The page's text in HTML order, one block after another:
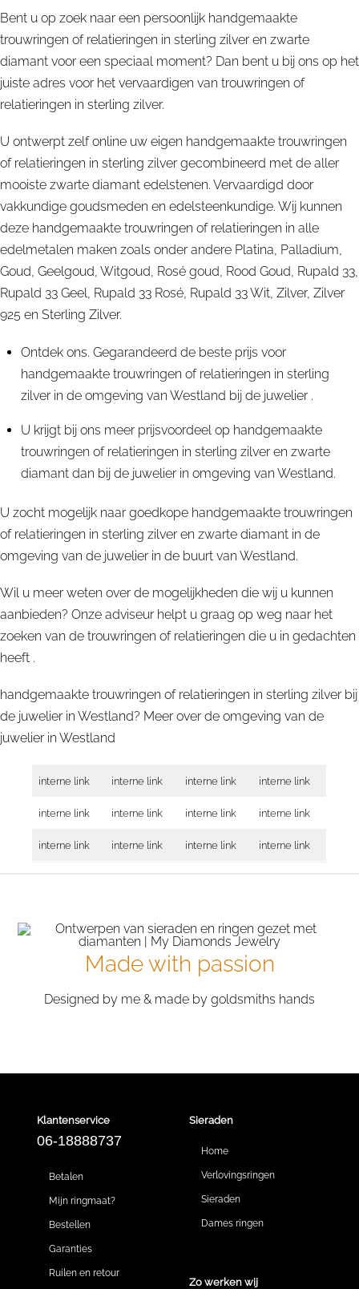
Bent u op zoek naar een persoonlijk handgemaakte
trouwringen of relatieringen in sterling zilver en zwarte
diamant voor een speciaal moment? Dan bent u bij ons op het
juiste adres voor het vervaardigen van trouwringen of
relatieringen in sterling zilver.
U ontwerpt zelf online uw eigen handgemaakte trouwringen
of relatieringen in sterling zilver gecombineerd met de aller
mooiste zwarte diamant edelstenen. Vervaardigd door
vakkundige goudsmeden en edelsteenkundige. Wij kunnen
deze handgemaakte trouwringen of relatieringen in alle
edelmetalen maken zoals onder andere Platina, Palladium,
Goud, Geelgoud, Witgoud, Rosé goud, Rood Goud, Rupald 33,
Rupald 33 Geel, Rupald 33 Rosé, Rupald 33 Wit, Zilver, Zilver
925 en Sterling Zilver.
Ontdek ons. Gegarandeerd de beste prijs voor
handgemaakte trouwringen of relatieringen in sterling
zilver in de omgeving van Westland bij de juwelier .
U krijgt bij ons meer prijsvoordeel op handgemaakte
trouwringen of relatieringen in sterling zilver en zwarte
diamant dan bij de juwelier in omgeving van Westland.
U zocht mogelijk naar goedkope handgemaakte trouwringen
of relatieringen in sterling zilver en zwarte diamant in de
omgeving van de juwelier in de buurt van Westland.
Wil u meer weten over de mogelijkheden die wij u kunnen
aanbieden? Onze adviseur helpt u graag op weg naar het
zoeken van de trouwringen of relatieringen die u in gedachten
heeft .
handgemaakte trouwringen of relatieringen in sterling zilver bij
de juwelier in Westland? Meer over de omgeving van de
juwelier in Westland
interne link interne link interne link interne link
interne link interne link interne link interne link
interne link interne link interne link interne link
Made with passion
Designed by me & made by goldsmiths hands
Klantenservice
06-18888737
Betalen
Mijn ringmaat?
Bestellen
Garanties
Ruilen en retour
Sieraden
Home
Verlovingsringen
Sieraden
Dames ringen
Zo werken wij